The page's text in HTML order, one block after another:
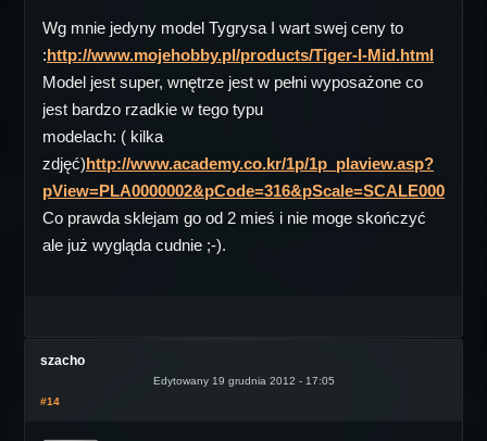
Wg mnie jedyny model Tygrysa I wart swej ceny to
:http://www.mojehobby.pl/products/Tiger-I-Mid.html
Model jest super, wnętrze jest w pełni wyposażone co
jest bardzo rzadkie w tego typu
modelach: ( kilka
zdjęć)http://www.academy.co.kr/1p/1p_plaview.asp?
pView=PLA0000002&pCode=316&pScale=SCALE00001
Co prawda sklejam go od 2 mieś i nie moge skończyć
ale już wygląda cudnie ;-).
szacho
Edytowany 19 grudnia 2012 - 17:05
#14